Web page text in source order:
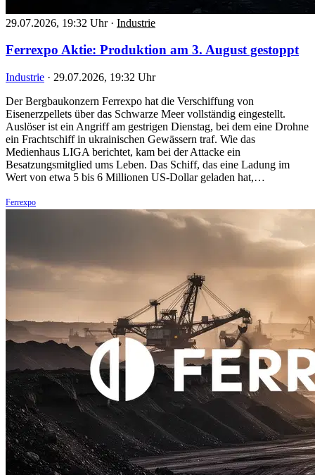
29.07.2026, 19:32 Uhr · Industrie
Ferrexpo Aktie: Produktion am 3. August gestoppt
Industrie · 29.07.2026, 19:32 Uhr
Der Bergbaukonzern Ferrexpo hat die Verschiffung von
Eisenerzpellets über das Schwarze Meer vollständig eingestellt.
Auslöser ist ein Angriff am gestrigen Dienstag, bei dem eine Drohne
ein Frachtschiff in ukrainischen Gewässern traf. Wie das
Medienhaus LIGA berichtet, kam bei der Attacke ein
Besatzungsmitglied ums Leben. Das Schiff, das eine Ladung im
Wert von etwa 5 bis 6 Millionen US-Dollar geladen hat,…
Ferrexpo